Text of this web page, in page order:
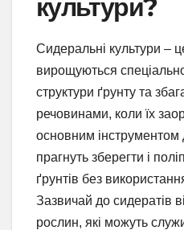
культури?
Сидеральні культури –
вирощуються
структури ґрунту та
речовинами, коли їх
основним інструментом
прагнуть зберегти і
ґрунтів без
Зазвичай до сидератів
рослин, які можуть